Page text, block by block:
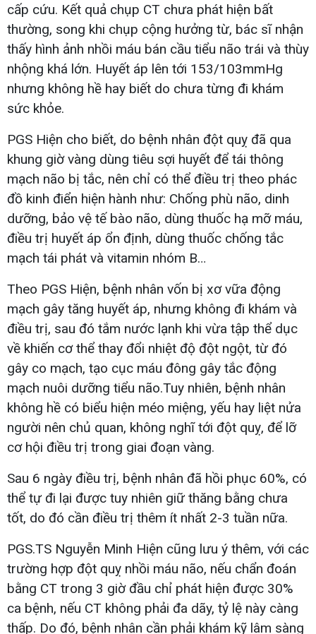
cấp cứu. Kết quả chụp CT chưa phát hiện bất
thường, song khi chụp cộng hưởng từ, bác sĩ nhận
thấy hình ảnh nhồi máu bán cầu tiểu não trái và thùy
nhộng khá lớn. Huyết áp lên tới 153/103mmHg
nhưng không hề hay biết do chưa từng đi khám
sức khỏe.
PGS Hiện cho biết, do bệnh nhân đột quỵ đã qua
khung giờ vàng dùng tiêu sợi huyết để tái thông
mạch não bị tắc, nên chỉ có thể điều trị theo phác
đồ kinh điển hiện hành như: Chống phù não, dinh
dưỡng, bảo vệ tế bào não, dùng thuốc hạ mỡ máu,
điều trị huyết áp ổn định, dùng thuốc chống tắc
mạch tái phát và vitamin nhóm B…
Theo PGS Hiện, bệnh nhân vốn bị xơ vữa động
mạch gây tăng huyết áp, nhưng không đi khám và
điều trị, sau đó tắm nước lạnh khi vừa tập thể dục
về khiến cơ thể thay đổi nhiệt độ đột ngột, từ đó
gây co mạch, tạo cục máu đông gây tắc động
mạch nuôi dưỡng tiểu não.Tuy nhiên, bệnh nhân
không hề có biểu hiện méo miệng, yếu hay liệt nửa
người nên chủ quan, không nghĩ tới đột quỵ, để lỡ
cơ hội điều trị trong giai đoạn vàng.
Sau 6 ngày điều trị, bệnh nhân đã hồi phục 60%, có
thể tự đi lại được tuy nhiên giữ thăng bằng chưa
tốt, do đó cần điều trị thêm ít nhất 2-3 tuần nữa.
PGS.TS Nguyễn Minh Hiện cũng lưu ý thêm, với các
trường hợp đột quỵ nhồi máu não, nếu chẩn đoán
bằng CT trong 3 giờ đầu chỉ phát hiện được 30%
ca bệnh, nếu CT không phải đa dãy, tỷ lệ này càng
thấp. Do đó, bệnh nhân cần phải khám kỹ lâm sàng